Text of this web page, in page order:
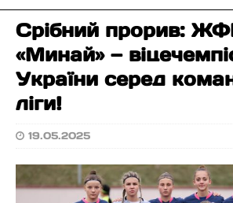
Срібний прорив:
«Минай» —
України серед
ліги!
19.05.2025